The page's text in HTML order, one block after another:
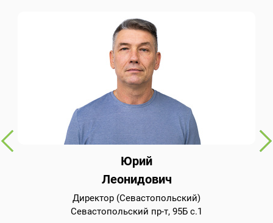
Юрий
Леонидович
Директор (Севастопольский)
Севастопольский пр-т, 95Б с.1